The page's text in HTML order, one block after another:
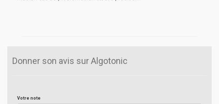
Donner son avis sur Algotonic
Votre note